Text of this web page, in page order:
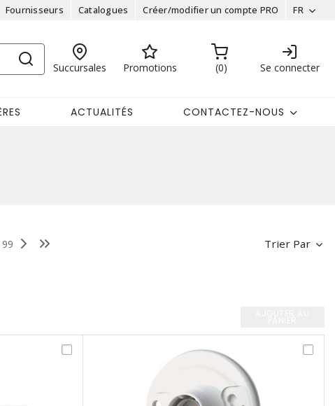
Fournisseurs Catalogues Créer/modifier un compte PRO FR
Succursales Promotions 0 Se connecter
ACTUALITÉS CONTACTEZ-NOUS
Trier Par
99